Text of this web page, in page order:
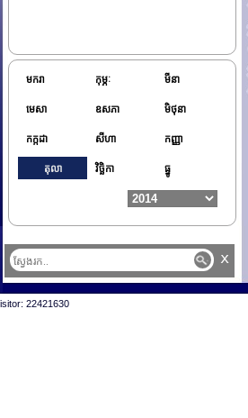
មករា កុម្ភៈ មីនា
មេសា ឧសភា មិថុនា
កក្កដា សីហា កញ្ញា
តុលា វិច្ឆិកា ធ្នូ
x
22421630